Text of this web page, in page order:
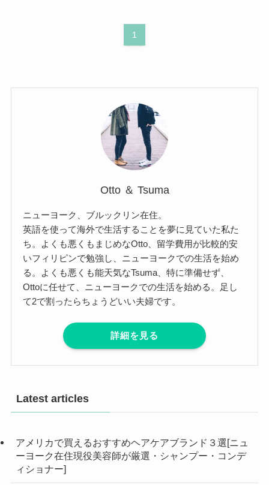
1
Otto ＆ Tsuma
ニューヨーク、ブルックリン在住。
英語を使って海外で生活することを夢に見ていた私た
ち。よくも悪くもまじめなOtto、留学費用が比較的安
いフィリピンで勉強し、ニューヨークでの生活を始め
る。よくも悪くも能天気なTsuma、特に準備せず、
Ottoに任せて、ニューヨークでの生活を始める。足し
て2で割ったらちょうどいい夫婦です。
詳細を見る
Latest articles
アメリカで買えるおすすめヘアケアブランド３選[ニュ
ーヨーク在住現役美容師が厳選・シャンプー・コンデ
ィショナー]